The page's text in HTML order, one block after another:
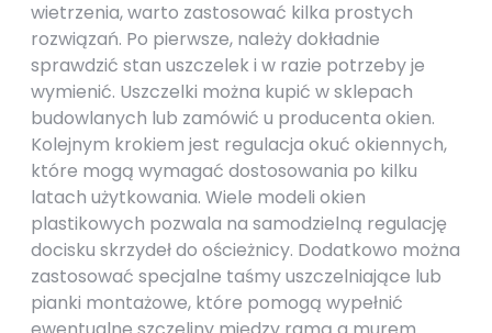
wietrzenia, warto zastosować kilka prostych
rozwiązań. Po pierwsze, należy dokładnie
sprawdzić stan uszczelek i w razie potrzeby je
wymienić. Uszczelki można kupić w sklepach
budowlanych lub zamówić u producenta okien.
Kolejnym krokiem jest regulacja okuć okiennych,
które mogą wymagać dostosowania po kilku
latach użytkowania. Wiele modeli okien
plastikowych pozwala na samodzielną regulację
docisku skrzydeł do ościeżnicy. Dodatkowo można
zastosować specjalne taśmy uszczelniające lub
pianki montażowe, które pomogą wypełnić